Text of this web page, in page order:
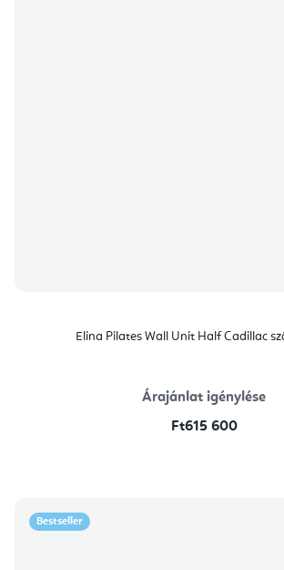
Elina Pilates Wall Unit Half Cadillac
Árajánlat igénylése
Ft615 600
Bestseller